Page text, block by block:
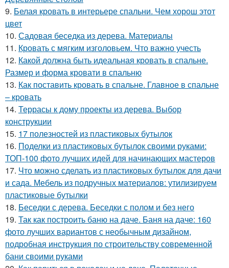
9. Белая кровать в интерьере спальни. Чем хорош этот
цвет
10. Садовая беседка из дерева. Материалы
11. Кровать с мягким изголовьем. Что важно учесть
12. Какой должна быть идеальная кровать в спальне.
Размер и форма кровати в спальню
13. Как поставить кровать в спальне. Главное в спальне
– кровать
14. Террасы к дому проекты из дерева. Выбор
конструкции
15. 17 полезностей из пластиковых бутылок
16. Поделки из пластиковых бутылок своими руками:
ТОП-100 фото лучших идей для начинающих мастеров
17. Что можно сделать из пластиковых бутылок для дачи
и сада. Мебель из подручных материалов: утилизируем
пластиковые бутылки
18. Беседки с дерева. Беседки с полом и без него
19. Так как построить баню на даче. Баня на даче: 160
фото лучших вариантов с необычным дизайном,
подробная инструкция по строительству современной
бани своими руками